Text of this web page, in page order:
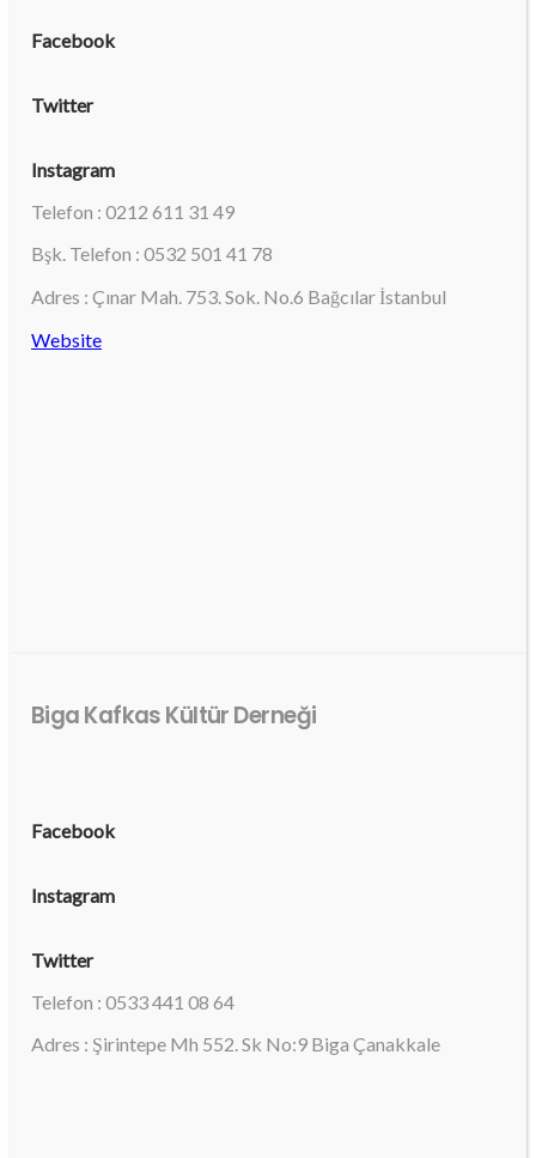
Facebook
Twitter
Instagram
Telefon : 0212 611 31 49
Bşk. Telefon : 0532 501 41 78
Adres : Çınar Mah. 753. Sok. No.6 Bağcılar İstanbul
Website
Biga Kafkas Kültür Derneği
Facebook
Instagram
Twitter
Telefon : 0533 441 08 64
Adres : Şirintepe Mh 552. Sk No:9 Biga Çanakkale